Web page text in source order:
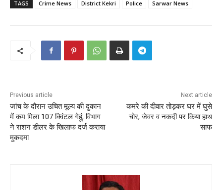
TAGS Crime News District Kekri Police Sarwar News
Previous article
जांच के दौरान उचित मूल्य की दुकान
में कम मिला 107 क्विंटल गेहूं, विभाग
ने राशन डीलर के खिलाफ दर्ज कराया
मुकदमा
Next article
कमरे की दीवार तोड़कर घर में घुसे
चोर, जेवर व नकदी पर किया हाथ
साफ